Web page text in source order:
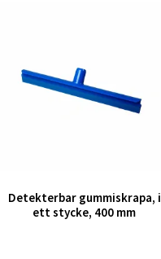
Detekterbar gummiskrapa, i
ett stycke, 400 mm